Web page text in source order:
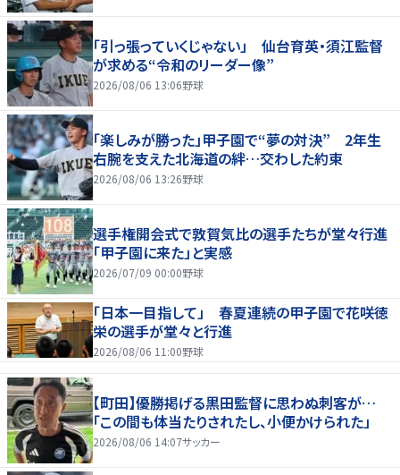
「引っ張っていくじゃない」 仙台育英・須江監督
が求める“令和のリーダー像”
2026/08/06 13:06野球
「楽しみが勝った」甲子園で“夢の対決” 2年生
右腕を支えた北海道の絆…交わした約束
2026/08/06 13:26野球
選手権開会式で敦賀気比の選手たちが堂々行進
「甲子園に来た」と実感
2026/07/09 00:00野球
「日本一目指して」 春夏連続の甲子園で花咲徳
栄の選手が堂々と行進
2026/08/06 11:00野球
【町田】優勝掲げる黒田監督に思わぬ刺客が…
「この間も体当たりされたし、小便かけられた」
2026/08/06 14:07サッカー